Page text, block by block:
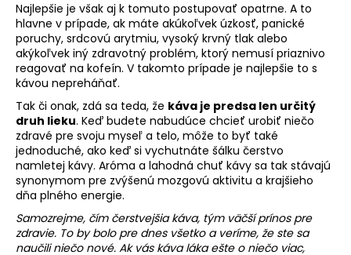
Najlepšie je však aj k tomuto postupovať opatrne. A to
hlavne v prípade, ak máte akúkoľvek úzkosť, panické
poruchy, srdcovú arytmiu, vysoký krvný tlak alebo
akýkoľvek iný zdravotný problém, ktorý nemusí priaznivo
reagovať na kofeín. V takomto prípade je najlepšie to s
kávou nepreháňať.
Tak či onak, zdá sa teda, že káva je predsa len určitý
druh lieku. Keď budete nabudúce chcieť urobiť niečo
zdravé pre svoju myseľ a telo, môže to byť také
jednoduché, ako keď si vychutnáte šálku čerstvo
namletej kávy. Aróma a lahodná chuť kávy sa tak stávajú
synonymom pre zvýšenú mozgovú aktivitu a krajšieho
dňa plného energie.
Samozrejme, čím čerstvejšia káva, tým väčší prínos pre
zdravie. To by bolo pre dnes všetko a veríme, že ste sa
naučili niečo nové. Ak vás káva láka ešte o niečo viac,